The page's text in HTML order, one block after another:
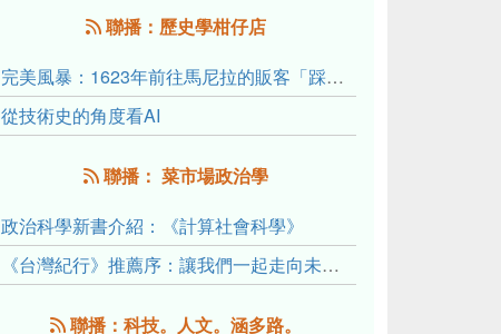
聯播：歷史學柑仔店
完美風暴：1623年前往馬尼拉的販客「踩線團」怎麼會困死於澎湖?
從技術史的角度看AI
聯播： 菜市場政治學
政治科學新書介紹：《計算社會科學》
《台灣紀行》推薦序：讓我們一起走向未來文明的備忘錄
聯播：科技。人文。涵多路。